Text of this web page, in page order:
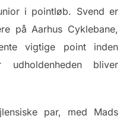
i pointløb. Svend er
på Aarhus Cyklebane,
vigtige point inden
bliver
par, med Mads